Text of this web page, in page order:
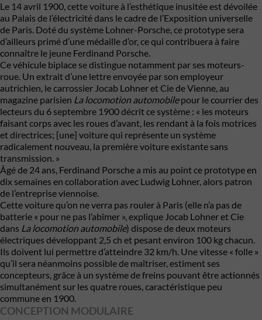
Le 14 avril 1900, cette voiture à l’esthétique inusitée est dévoilée
au Palais de l’électricité dans le cadre de l’Exposition universelle
de Paris. Doté du système Lohner-Porsche, ce prototype sera
d’ailleurs primé d’une médaille d’or, ce qui contribuera à faire
connaître le jeune Ferdinand Porsche.
Ce véhicule biplace se distingue notamment par ses moteurs-
roue. Un extrait d’une lettre envoyée par son employeur
autrichien, le carrossier Jocab Lohner et Cie de Vienne, au
magazine parisien La locomotion automobilepour le courrier des
lecteurs du 6 septembre 1900 décrit ce système : « les moteurs
faisant corps avec les roues d’avant, les rendant à la fois motrices
et directrices; [une] voiture qui représente un système
radicalement nouveau, la première voiture existante sans
transmission. »
Âgé de 24 ans, Ferdinand Porsche a mis au point ce prototype en
dix semaines en collaboration avec Ludwig Lohner, alors patron
de l’entreprise viennoise.
Cette voiture qu’on ne verra pas rouler à Paris (elle n’a pas de
batterie « pour ne pas l’abîmer », explique Jocab Lohner et Cie
dans La locomotion automobile) dispose de deux moteurs
électriques développant 2,5 ch et pesant environ 100 kg chacun.
Ils doivent lui permettre d’atteindre 32 km/h. Une vitesse « folle »
qu’il sera néanmoins possible de maîtriser, estiment ses
concepteurs, grâce à un système de freins pouvant être actionnés
simultanément sur les quatre roues, caractéristique peu
commune en 1900.
CONCEPTION MODULAIRE